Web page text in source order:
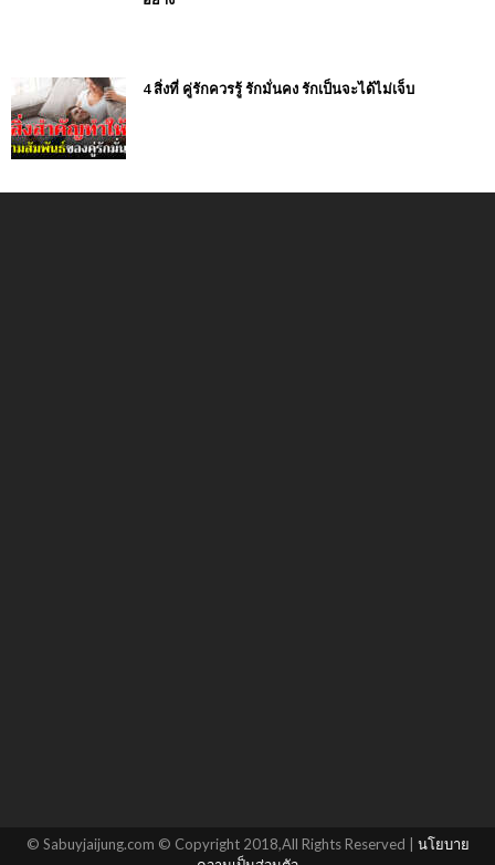
4 สิ่งที่ คู่รักควรรู้ รักมั่นคง รักเป็นจะได้ไม่เจ็บ
© Sabuyjaijung.com © Copyright 2018,All Rights Reserved | นโยบาย